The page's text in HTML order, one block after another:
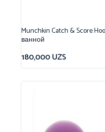
Munchkin Catch & Score
ванной
180,000UZS